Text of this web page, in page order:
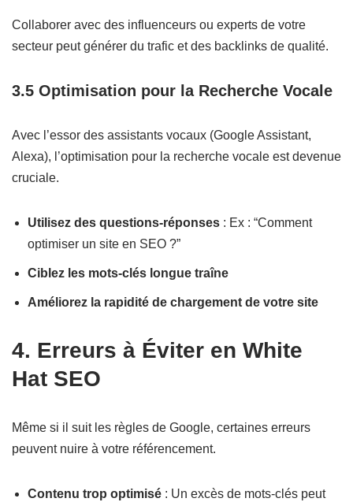
Collaborer avec des influenceurs ou experts de votre
secteur peut générer du trafic et des backlinks de qualité.
3.5 Optimisation pour la Recherche Vocale
Avec l’essor des assistants vocaux (Google Assistant,
Alexa), l’optimisation pour la recherche vocale est devenue
cruciale.
Utilisez des questions-réponses : Ex : “Comment
optimiser un site en SEO ?”
Ciblez les mots-clés longue traîne
Améliorez la rapidité de chargement de votre site
4. Erreurs à Éviter en White
Hat SEO
Même si il suit les règles de Google, certaines erreurs
peuvent nuire à votre référencement.
Contenu trop optimisé : Un excès de mots-clés peut